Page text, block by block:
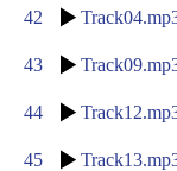
42
43
44
45